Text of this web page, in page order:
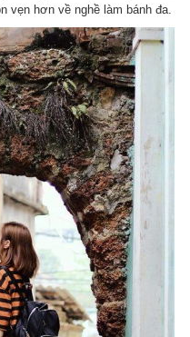
vẹn hơn về nghề làm bánh đa.